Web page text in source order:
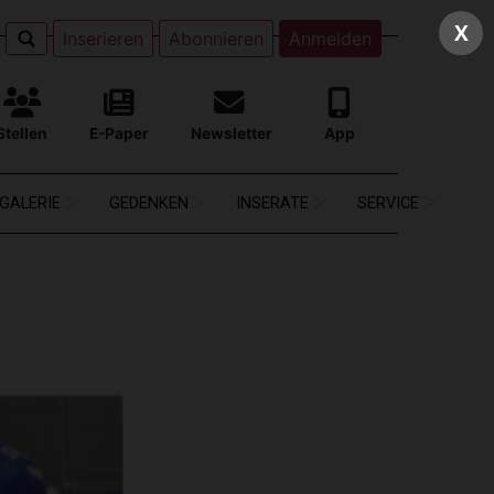
Inserieren Abonnieren Anmelden
E-Paper Newsletter App
GALERIE GEDENKEN INSERATE SERVICE
X